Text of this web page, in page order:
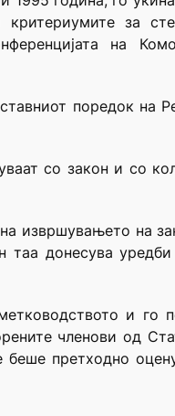
за
на
поредок на
со закон и со
извршувањето на
таа донесува
и го
членови од
претходно